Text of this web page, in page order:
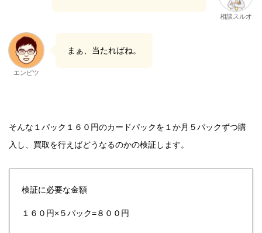
相談スルオ
エンピツ
まぁ、当たればね。
そんな１パック１６０円のカードパックを１か月５パックずつ購
入し、買取を行えばどうなるのかの検証します。
検証に必要な金額
１６０円×５パック=８００円